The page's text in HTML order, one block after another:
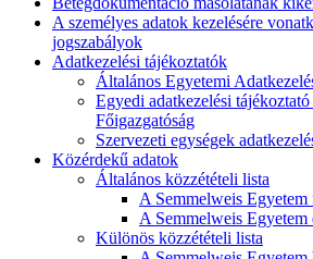
A személyes adatok kezelésére
jogszabályok
Adatkezelési tájékoztatók
Általános Egyetemi
Egyedi adatkezelési
Főigazgatóság
Szervezeti egységek
Közérdekű adatok
Általános közzétételi lista
A Semmelweis Egyetem
A Semmelweis Egyetem
Különös közzétételi lista